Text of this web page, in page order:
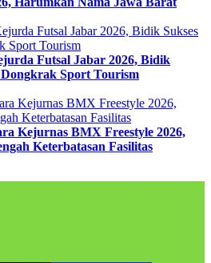
Futsal Jabar 2026, Bidik
Dongkrak Sport Tourism
Kejurnas BMX Freestyle 2026,
Keterbatasan Fasilitas